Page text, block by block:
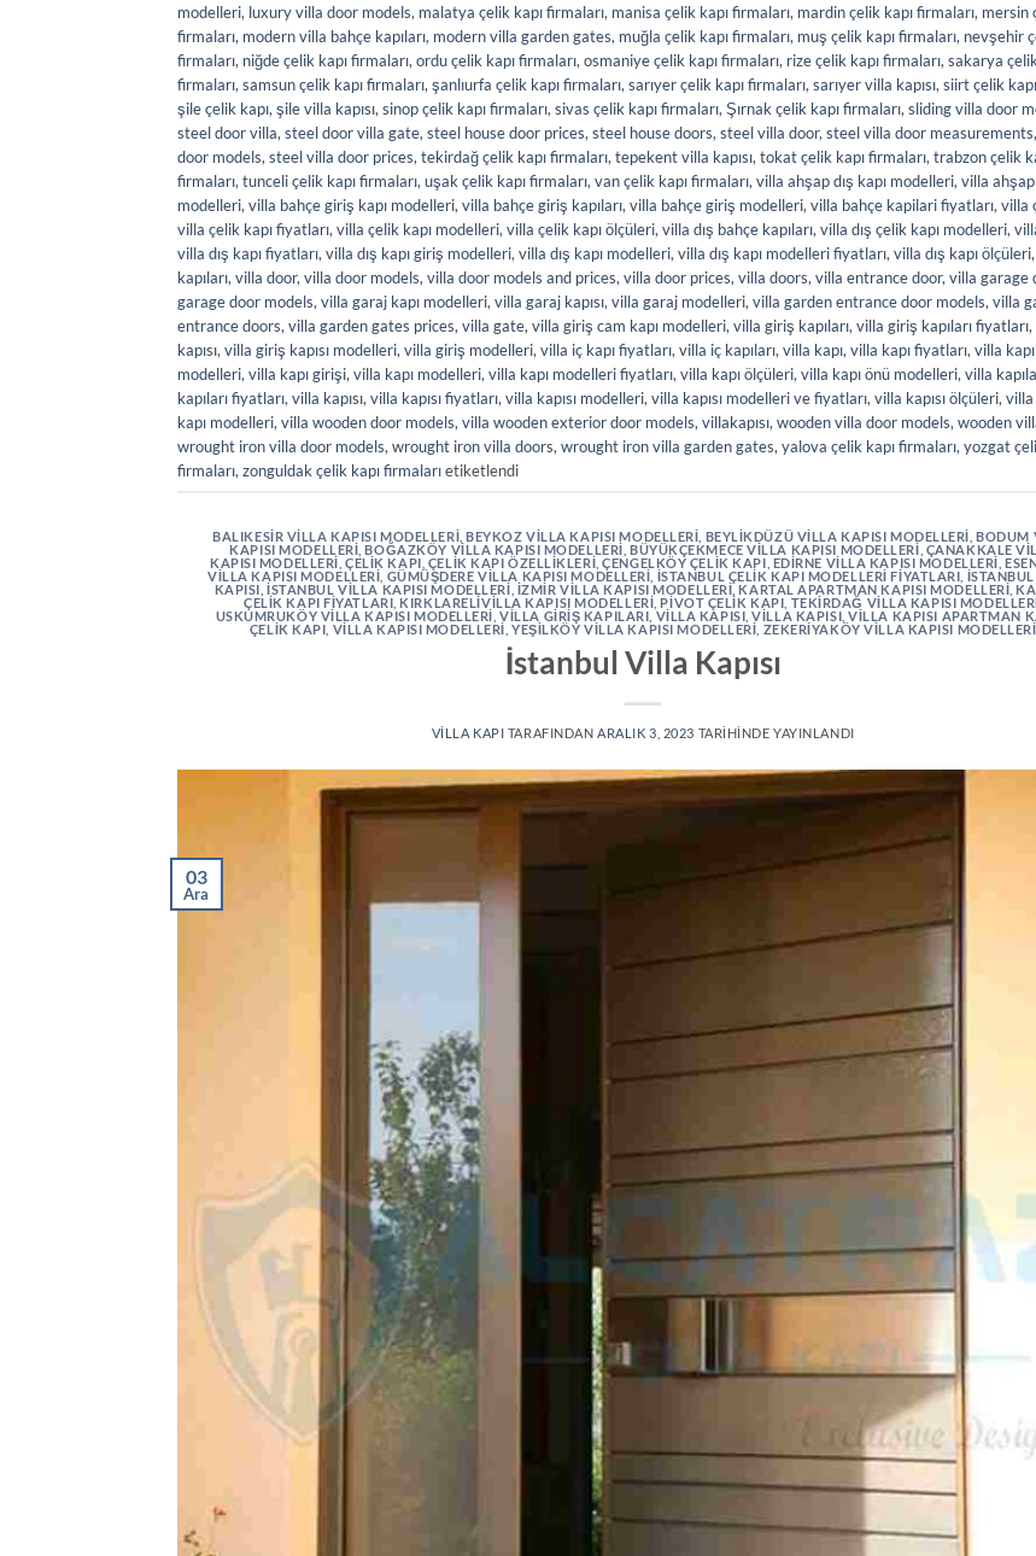
modelleri, luxury villa door models, malatya çelik kapı firmaları, manisa çelik kapı firmaları, mardin çelik kapı firmaları, mersin
firmaları, modern villa bahçe kapıları, modern villa garden gates, muğla çelik kapı firmaları, muş çelik kapı firmaları, nevşehir
firmaları, niğde çelik kapı firmaları, ordu çelik kapı firmaları, osmaniye çelik kapı firmaları, rize çelik kapı firmaları, sakarya
firmaları, samsun çelik kapı firmaları, şanlıurfa çelik kapı firmaları, sarıyer çelik kapı firmaları, sarıyer villa kapısı, siirt çelik
şile çelik kapı, şile villa kapısı, sinop çelik kapı firmaları, sivas çelik kapı firmaları, Şırnak çelik kapı firmaları, sliding villa door
steel door villa, steel door villa gate, steel house door prices, steel house doors, steel villa door, steel villa door measurements,
door models, steel villa door prices, tekirdağ çelik kapı firmaları, tepekent villa kapısı, tokat çelik kapı firmaları, trabzon çelik
firmaları, tunceli çelik kapı firmaları, uşak çelik kapı firmaları, van çelik kapı firmaları, villa ahşap dış kapı modelleri, villa ahşap
modelleri, villa bahçe giriş kapı modelleri, villa bahçe giriş kapıları, villa bahçe giriş modelleri, villa bahçe kapilari fiyatları, villa
villa çelik kapı fiyatları, villa çelik kapı modelleri, villa çelik kapı ölçüleri, villa dış bahçe kapıları, villa dış çelik kapı modelleri,
villa dış kapı fiyatları, villa dış kapı giriş modelleri, villa dış kapı modelleri, villa dış kapı modelleri fiyatları, villa dış kapı ölçüleri,
kapıları, villa door, villa door models, villa door models and prices, villa door prices, villa doors, villa entrance door, villa garage
garage door models, villa garaj kapı modelleri, villa garaj kapısı, villa garaj modelleri, villa garden entrance door models, villa
entrance doors, villa garden gates prices, villa gate, villa giriş cam kapı modelleri, villa giriş kapıları, villa giriş kapıları fiyatları,
kapısı, villa giriş kapısı modelleri, villa giriş modelleri, villa iç kapı fiyatları, villa iç kapıları, villa kapı, villa kapı fiyatları, villa
modelleri, villa kapı girişi, villa kapı modelleri, villa kapı modelleri fiyatları, villa kapı ölçüleri, villa kapı önü modelleri, villa
kapıları fiyatları, villa kapısı, villa kapısı fiyatları, villa kapısı modelleri, villa kapısı modelleri ve fiyatları, villa kapısı ölçüleri, villa
kapı modelleri, villa wooden door models, villa wooden exterior door models, villakapısı, wooden villa door models, wooden
wrought iron villa door models, wrought iron villa doors, wrought iron villa garden gates, yalova çelik kapı firmaları, yozgat
firmaları, zonguldak çelik kapı firmalarıetiketlendi
BALIKESIR VILLA KAPISI MODELLERI ,BEYKOZ VILLA KAPISI MODELLERI BEYLIKDÜZÜ VILLA KAPISI MODELLERI ,BODUM
KAPISI MODELLERI ,BOĞAZKÖY VILLA KAPISI MODELLERI BÜYÜKÇEKMECE VILLA KAPISI MODELLERI ÇANAKKALE
KAPISI MODELLERI ,ÇELIK KAPI ÇELIK KAPI ÖZELLIKLERI ,ÇENGELKÖY ÇELIK KAPI EDIRNE VILLA KAPISI MODELLERI
VILLA KAPISI MODELLERI GÜMÜŞDERE VILLA KAPISI MODELLERI İSTANBUL ÇELIK KAPI MODELLERI FIYATLARI
KAPISI ,İSTANBUL VILLA KAPISI MODELLERI İZMIR VILLA KAPISI MODELLERI KARTAL APARTMAN KAPISI MODELLERI
ÇELIK KAPI FIYATLARI KIRKLARELIVILLA KAPISI MODELLERI PIVOT ÇELIK KAPI TEKIRDAĞ VILLA KAPISI
USKUMRUKÖY VILLA KAPISI MODELLERI ,VILLA GIRIŞ KAPILARI VILLA KAPISI ,VILLA KAPISI ,VILLA KAPISI APARTMAN
ÇELIK KAPI VILLA KAPISI MODELLERI ,YEŞILKÖY VILLA KAPISI MODELLERI ZEKERIYAKÖY VILLA KAPISI MODELLERI
İstanbul Villa Kapısı
VILLA KAPI TARAFINDAN ARALIK 3, 2023 TARIHINDE YAYINLANDI
03
Ara